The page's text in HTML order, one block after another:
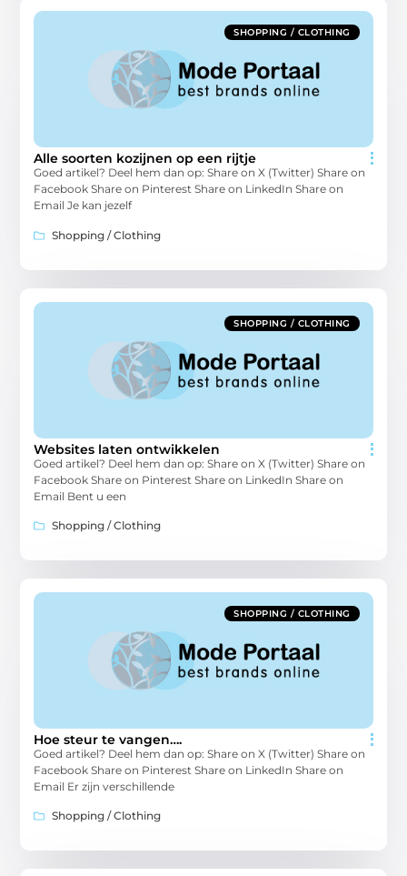
SHOPPING / CLOTHING
Alle soorten kozijnen op een rijtje
Goed artikel? Deel hem dan op: Share on X (Twitter) Share on
Facebook Share on Pinterest Share on LinkedIn Share on
Email Je kan jezelf
Shopping / Clothing
SHOPPING / CLOTHING
Websites laten ontwikkelen
Goed artikel? Deel hem dan op: Share on X (Twitter) Share on
Facebook Share on Pinterest Share on LinkedIn Share on
Email Bent u een
Shopping / Clothing
SHOPPING / CLOTHING
Hoe steur te vangen….
Goed artikel? Deel hem dan op: Share on X (Twitter) Share on
Facebook Share on Pinterest Share on LinkedIn Share on
Email Er zijn verschillende
Shopping / Clothing